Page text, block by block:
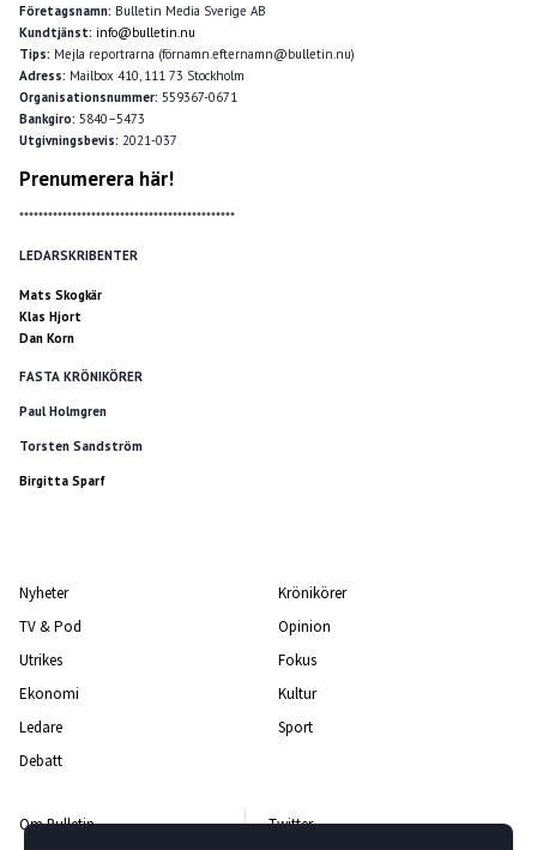
Företagsnamn: Bulletin Media Sverige AB
Kundtjänst: info@bulletin.nu
Tips: Mejla reportrarna (förnamn.efternamn@bulletin.nu)
Adress: Mailbox 410, 111 73 Stockholm
Organisationsnummer: 559367-0671
Bankgiro: 5840–5473
Utgivningsbevis: 2021-037
Prenumerera här!
*********************************************
LEDARSKRIBENTER
Mats Skogkär
Klas Hjort
Dan Korn
FASTA KRÖNIKÖRER
Paul Holmgren
Torsten Sandström
Birgitta Sparf
Nyheter
TV & Pod
Utrikes
Ekonomi
Ledare
Debatt
Krönikörer
Opinion
Fokus
Kultur
Sport
Om Bulletin
Twitter